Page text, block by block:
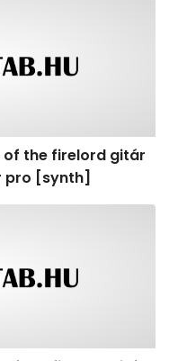
the firelord gitár
pro [synth]